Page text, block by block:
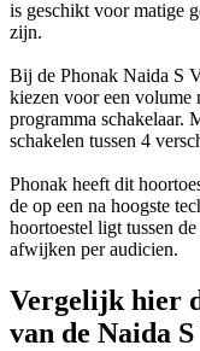
is geschikt voor matige
zijn.
Bij de Phonak Naida S
kiezen voor een volume
programma schakelaar.
schakelen tussen 4
Phonak heeft dit
de op een na hoogste
hoortoestel ligt tussen
afwijken per audicien.
Vergelijk hier
van de Naida